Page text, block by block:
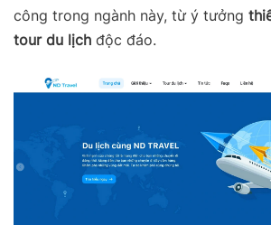
công trong ngành này, từ ý tưởng
tour du lịch độc đáo.